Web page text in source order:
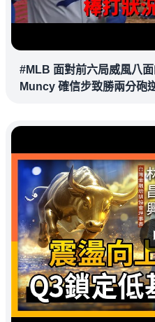
#MLB 面對前六局威風八
Muncy 確信步致勝兩分砲